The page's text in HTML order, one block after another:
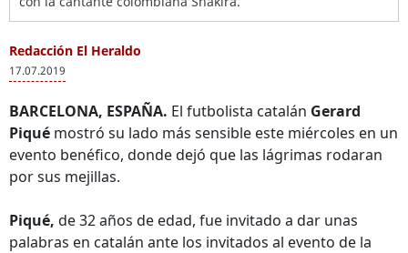
Redacción El Heraldo
17.07.2019
BARCELONA, ESPAÑA. El futbolista catalán Gerard
Piqué mostró su lado más sensible este miércoles en un
evento benéfico, donde dejó que las lágrimas rodaran
por sus mejillas.
Piqué, de 32 años de edad, fue invitado a dar unas
palabras en catalán ante los invitados al evento de la